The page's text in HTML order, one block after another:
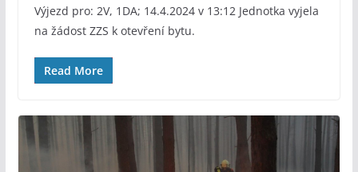
Výjezd pro: 2V, 1DA; 14.4.2024 v 13:12 Jednotka vyjela
na žádost ZZS k otevření bytu.
Read More